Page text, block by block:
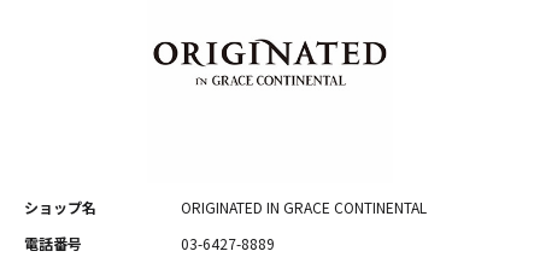
ショップ名
ORIGINATED IN GRACE CONTINENTAL
電話番号
03-6427-8889